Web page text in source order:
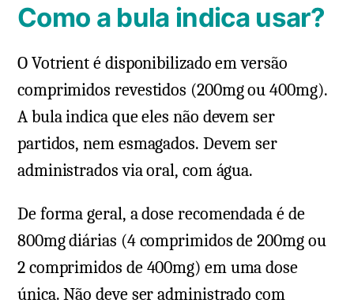
Como a bula indica usar?
O Votrient é disponibilizado em versão
comprimidos revestidos (200mg ou 400mg).
A bula indica que eles não devem ser
partidos, nem esmagados. Devem ser
administrados via oral, com água.
De forma geral, a dose recomendada é de
800mg diárias (4 comprimidos de 200mg ou
2 comprimidos de 400mg) em uma dose
única. Não deve ser administrado com